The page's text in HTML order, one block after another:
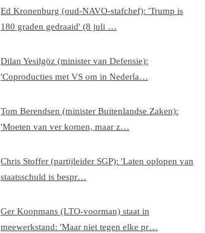
Ed Kronenburg (oud-NAVO-stafchef): 'Trump is
180 graden gedraaid' (8 juli …
Dilan Yesilgöz (minister van Defensie):
'Coproducties met VS om in Nederla…
Tom Berendsen (minister Buitenlandse Zaken):
'Moeten van ver komen, maar z…
Chris Stoffer (partijleider SGP): 'Laten oplopen van
staatsschuld is bespr…
Ger Koopmans (LTO-voorman) staat in
meewerkstand: 'Maar niet tegen elke pr…